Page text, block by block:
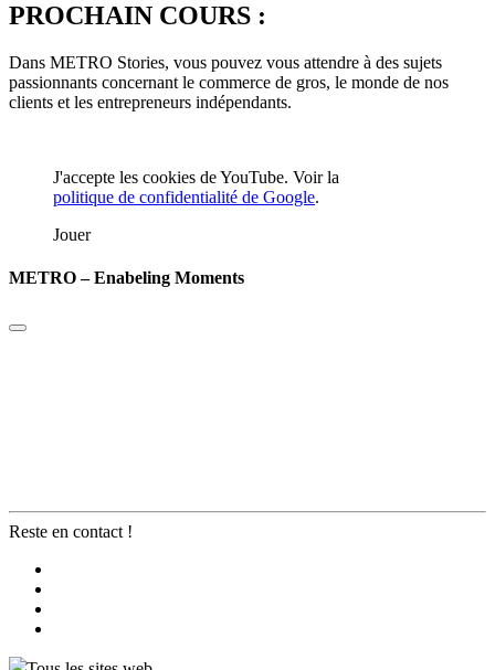
PROCHAIN COURS :
Dans METRO Stories, vous pouvez vous attendre à des sujets
passionnants concernant le commerce de gros, le monde de nos
clients et les entrepreneurs indépendants.
J'accepte les cookies de YouTube. Voir la
politique de confidentialité de Google.
Jouer
METRO – Enabeling Moments
Reste en contact !